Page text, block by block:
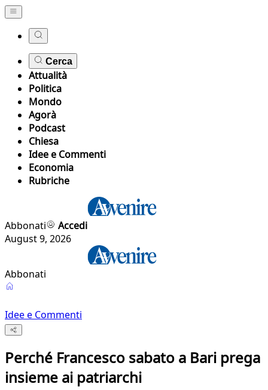
Cerca
Attualità
Politica
Mondo
Agorà
Podcast
Chiesa
Idee e Commenti
Economia
Rubriche
Abbonati
Accedi
August 9, 2026
Abbonati
Idee e Commenti
Perché Francesco sabato a Bari prega
insieme ai patriarchi